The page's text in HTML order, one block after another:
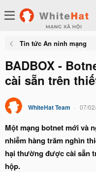
Tin tức An ninh mạng
BADBOX -
cài sẵn trên
WhiteHat Team 07/
Một mạng botnet mới và
nhiễm hàng trăm nghìn
hại thường được cài sẵn
hộp.